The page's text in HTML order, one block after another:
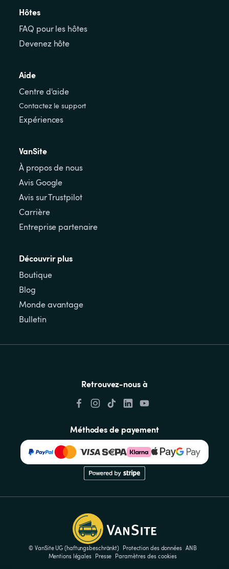
Hôtes
FAQ pour les hôtes
Devenez hôte
Aide
Centre d'aide
Contactez le support
Expériences
VanSite
À propos de nous
Avis Google
Avis sur Trustpilot
Carrière
Entreprise partenaire
Découvrir plus
Boutique
Blog
Monde avantage
Bulletin
Retrouvez-nous à
Méthodes de payement
© VanSite UG (haftungsbeschränkt) Protection des données ANB
Mentions légales
Presse Paramètres des cookies